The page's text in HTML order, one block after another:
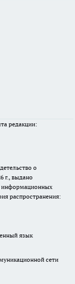
редакции:
о
г., выдано
информационных
распространения:
язык
сети